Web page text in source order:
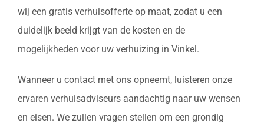
wij een gratis verhuisofferte op maat, zodat u een
duidelijk beeld krijgt van de kosten en de
mogelijkheden voor uw verhuizing in Vinkel.
Wanneer u contact met ons opneemt, luisteren onze
ervaren verhuisadviseurs aandachtig naar uw wensen
en eisen. We zullen vragen stellen om een grondig